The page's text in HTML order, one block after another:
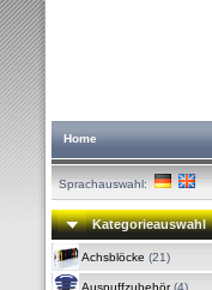
Home
Sprachauswahl:
Kategorieauswahl
Achsblöcke (21)
Auspuffzubehör(4)